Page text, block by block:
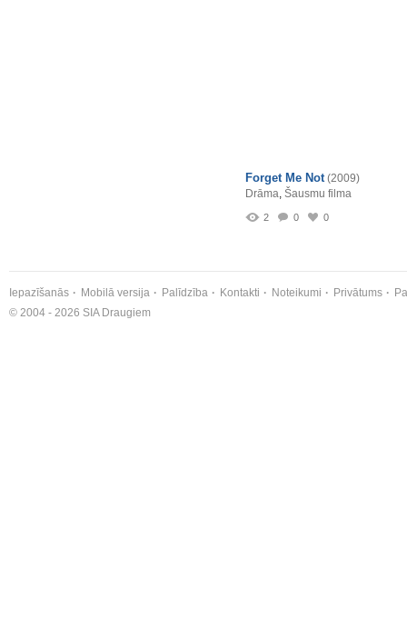
Forget Me Not (2009)
Drāma, Šausmu filma
2 0 0
Iepazīšanās Mobilā versija Palīdzība Kontakti Noteikumi Privātums
© 2004 - 2026 SIA Draugiem